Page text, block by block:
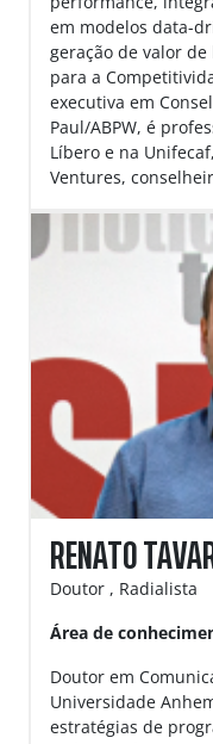
em modelos data-
geração de valor
para a
executiva em
Paul/ABPW, é
Líbero e na
Ventures,
RENATO
Doutor , Radialista
Área de
Doutor em
Universidade
estratégias de